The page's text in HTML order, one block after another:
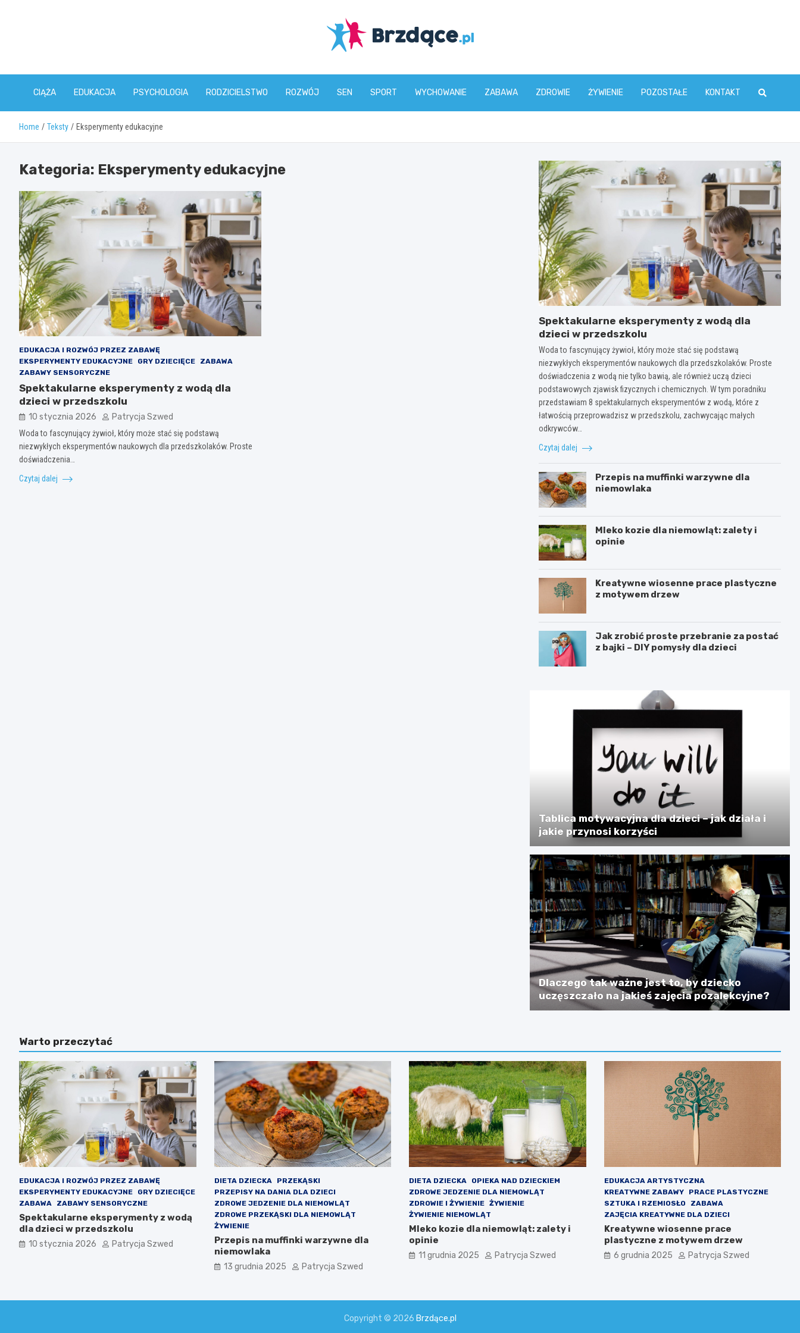
Brzdące.pl
CIĄŻA EDUKACJA PSYCHOLOGIA RODZICIELSTWO ROZWÓJ SEN SPORT WYCHOWANIE ZABAWA ZDROWIE ŻYWIENIE POZOSTAŁE KONTAKT
Home Teksty Eksperymenty edukacyjne
Kategoria: Eksperymenty edukacyjne
EDUKACJA I ROZWÓJ PRZEZ ZABAWĘ
EKSPERYMENTY EDUKACYJNE
GRY DZIECIĘCE
ZABAWA
ZABAWY SENSORYCZNE
Spektakularne eksperymenty z wodą dla
dzieci w przedszkolu
10 stycznia 2026 Patrycja Szwed
Woda to fascynujący żywioł, który może stać się podstawą
niezwykłych eksperymentów naukowych dla przedszkolaków. Proste
doświadczenia…
Czytaj dalej
Spektakularne eksperymenty z wodą dla
dzieci w przedszkolu
Woda to fascynujący żywioł, który może stać się podstawą
niezwykłych eksperymentów naukowych dla przedszkolaków. Proste
doświadczenia z wodą nie tylko bawią, ale również uczą dzieci
podstawowych zjawisk fizycznych i chemicznych. W tym poradniku
przedstawiam 8 spektakularnych eksperymentów z wodą, które z
łatwością przeprowadzisz w przedszkolu, zachwycając małych
odkrywców…
Czytaj dalej
Przepis na muffinki warzywne dla
niemowlaka
Mleko kozie dla niemowląt: zalety i
opinie
Kreatywne wiosenne prace plastyczne
z motywem drzew
Jak zrobić proste przebranie za postać
z bajki – DIY pomysły dla dzieci
Tablica motywacyjna dla dzieci – jak działa i
jakie przynosi korzyści
Dlaczego tak ważne jest to, by dziecko
uczęszczało na jakieś zajęcia pozalekcyjne?
Warto przeczytać
EDUKACJA I ROZWÓJ PRZEZ ZABAWĘ
EKSPERYMENTY EDUKACYJNE
GRY DZIECIĘCE
ZABAWA
ZABAWY SENSORYCZNE
Spektakularne eksperymenty z wodą
dla dzieci w przedszkolu
10 stycznia 2026 Patrycja Szwed
DIETA DZIECKA
PRZEKĄSKI
PRZEPISY NA DANIA DLA DZIECI
ZDROWE JEDZENIE DLA NIEMOWLĄT
ZDROWE PRZEKĄSKI DLA NIEMOWLĄT
ŻYWIENIE
Przepis na muffinki warzywne dla
niemowlaka
13 grudnia 2025 Patrycja Szwed
DIETA DZIECKA
OPIEKA NAD DZIECKIEM
ZDROWE JEDZENIE DLA NIEMOWLĄT
ZDROWIE I ŻYWIENIE ŻYWIENIE
ŻYWIENIE NIEMOWLĄT
Mleko kozie dla niemowląt: zalety i
opinie
11 grudnia 2025 Patrycja Szwed
EDUKACJA ARTYSTYCZNA
KREATYWNE ZABAWY
PRACE PLASTYCZNE
SZTUKA I RZEMIOSŁO
ZABAWA
ZAJĘCIA KREATYWNE DLA DZIECI
Kreatywne wiosenne prace
plastyczne z motywem drzew
6 grudnia 2025 Patrycja Szwed
Copyright © 2026 Brzdące.pl